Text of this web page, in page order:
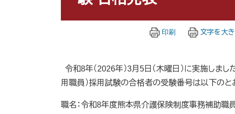
印刷 文字を大
令和8年（2026年）3月5日（木曜日）に実施し
用職員）採用試験の合格者の受験番号は以下のと
職名：令和8年度熊本県介護保険制度事務補助職